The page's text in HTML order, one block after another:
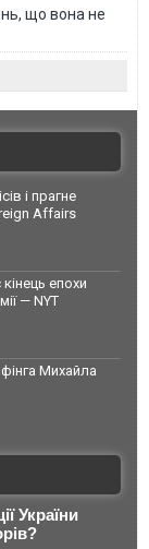
що вона не
і прагне
Affairs
епохи
— NYT
Михайла
України